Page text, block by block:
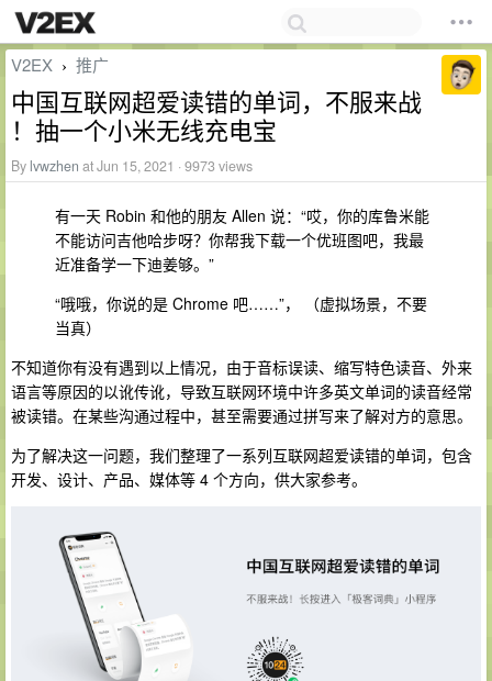
V2EX › 推广
中国互联网超爱读错的单词，不服来战
！抽一个小米无线充电宝
By lvwzhen at Jun 15, 2021 · 9973 views
有一天 Robin 和他的朋友 Allen 说：“哎，你的库鲁米能
不能访问吉他哈步呀？你帮我下载一个优班图吧，我最
近准备学一下迪姜够。”
“哦哦，你说的是 Chrome 吧……”， （虚拟场景，不要
当真）
不知道你有没有遇到以上情况，由于音标误读、缩写特色读音、外来
语言等原因的以讹传讹，导致互联网环境中许多英文单词的读音经常
被读错。在某些沟通过程中，甚至需要通过拼写来了解对方的意思。
为了解决这一问题，我们整理了一系列互联网超爱读错的单词，包含
开发、设计、产品、媒体等 4 个方向，供大家参考。